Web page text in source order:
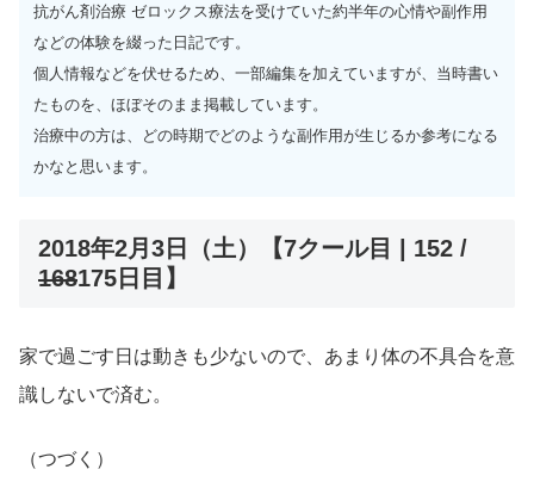
抗がん剤治療 ゼロックス療法を受けていた約半年の心情や副作用
などの体験を綴った日記です。
個人情報などを伏せるため、一部編集を加えていますが、当時書い
たものを、ほぼそのまま掲載しています。
治療中の方は、どの時期でどのような副作用が生じるか参考になる
かなと思います。
2018年2月3日（土）【7クール目 | 152 /
168175日目】
家で過ごす日は動きも少ないので、あまり体の不具合を意
識しないで済む。
（つづく）